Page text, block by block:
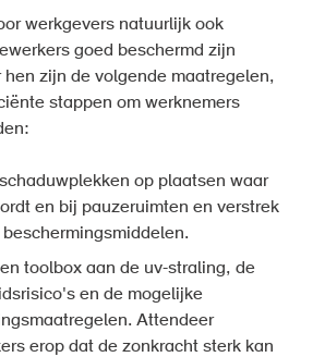
werkgevers natuurlijk ook
goed beschermd zijn
hen zijn de volgende maatregelen,
stappen om werknemers
op plaatsen waar
en bij pauzeruimten en verstrek
toolbox aan de uv-straling, de
en de mogelijke
Attendeer
erop dat de zonkracht sterk kan